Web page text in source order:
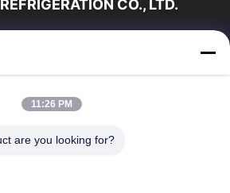
CO., LTD.
Fordern Sie Ein Zitat
11:26 PM
are you looking for?